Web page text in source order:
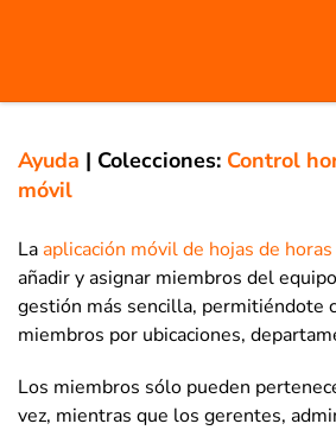
Ayuda | Colecciones: Control
móvil
Laaplicación móvil de hojas de horas
añadir y asignar miembros del
gestión más sencilla, permitiéndote
miembros por ubicaciones,
Los miembros sólo pueden
vez, mientras que los gerentes,